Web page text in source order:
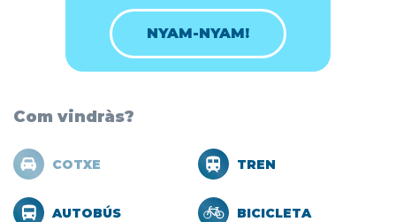
NYAM-NYAM!
Com vindràs?
COTXE TREN
AUTOBÚS BICICLETA